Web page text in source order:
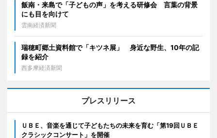
飯南・来島で「子どもの声」を考える研修会 言葉の背景
にも目を向けて
雲南経済新聞
瑞穂町郷土資料館で「キツネ展」 身近な野生、10年の記
録を紹介
西多摩経済新聞
プレスリリース
ＵＢＥ、音楽を通じて子どもたちの未来を育む「第19回ＵＢＥ
クラシックコンサート」を開催